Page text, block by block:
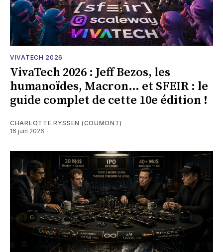
VIVATECH 2026
VivaTech 2026 : Jeff Bezos, les
humanoïdes, Macron… et SFEIR : le
guide complet de cette 10e édition !
CHARLOTTE RYSSEN (COUMONT)
16 juin 2026